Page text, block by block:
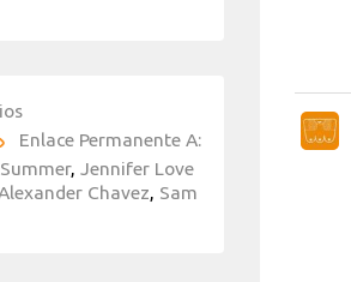
Enlace Permanente A:
, Jennifer Love
Chavez, Sam